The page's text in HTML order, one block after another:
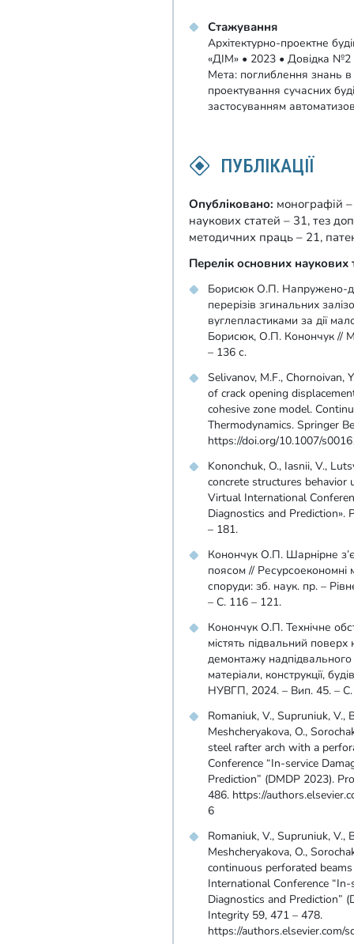
Стажування
Архітектурно-проектне
«ДІМ» • 2023 • Довідка №2
Мета: поглиблення знань в
проектування сучасних
застосуванням
ПУБЛІКАЦІЇ
Опубліковано: монографій –
наукових статей – 31, тез
методичних праць – 21,
Перелік основних
Борисюк О.П. Напружено-
перерізів згинальних
вуглепластиками за дії
Борисюк, О.П. Конончук //
– 136 с.
Selivanov, M.F., Chornoivan,
of crack opening
cohesive zone model.
Thermodynamics. Springer
https://doi.org/10.1007/
Kononchuk, O., Iasnii, V.,
concrete structures
Virtual International
Diagnostics and
– 181.
Конончук О.П. Шарнірне
поясом // Ресурсоекономні
споруди: зб. наук. пр. –
– С. 116 – 121.
Конончук О.П. Технічне
містять підвальний
демонтажу
матеріали, конструкції,
НУВГП, 2024. – Вип. 45. –
Romanіuk, V., Supruniuk, V.,
Meshcheryakova, O.,
steel rafter arch with a
Conference “In-service
Prediction” (DMDP 2023).
486. https://
6
Romanіuk, V., Supruniuk, V.,
Meshcheryakova, O.,
continuous perforated
International Conference
Diagnostics and Prediction”
Integrity 59, 471 – 478.
https://authors.elsevier.com/